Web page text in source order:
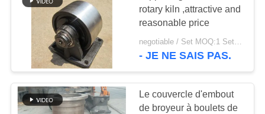
CONTACTEZ-
NOUS
NOUVELLES
DEMANDEZ
Bâtis et pièces
forgéees
rotary kiln ,attractive and
reasonable price
- JE NE SAIS PAS.
Le couvercle d'embout
de broyeur à boulets de